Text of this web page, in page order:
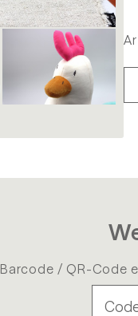
Barcode / QR-Code